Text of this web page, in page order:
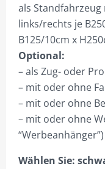
PLZ 5
PLZ 6
PLZ 7
PLZ 8
HILFE
MEIN KONTO
als Standfahrzeug
links/rechts je
B125/10cm x
Optional:
– als Zug- oder
– mit oder ohne
– mit oder ohne
– mit oder ohne
“Werbeanhänger”)
Wählen Sie: